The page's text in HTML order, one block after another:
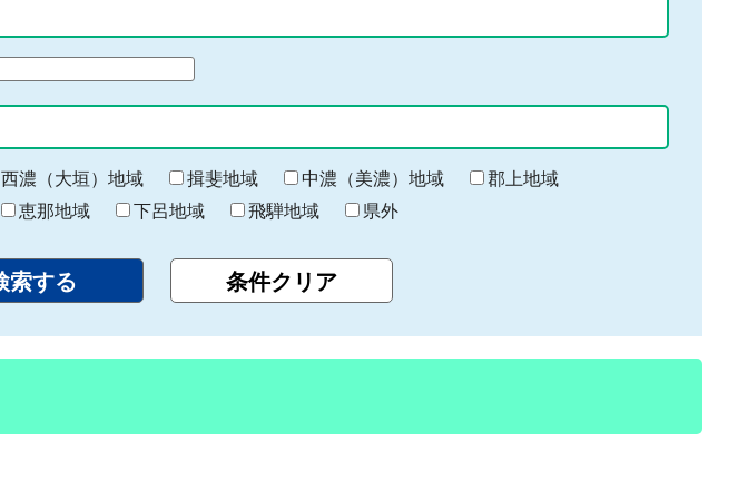
西濃（大垣）地域 揖斐地域 中濃（美濃）地域
郡上地域
恵那地域 下呂地域 飛騨地域 県外